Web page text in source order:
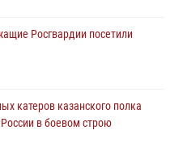
Росгвардии посетили
катеров казанского полка
в боевом строю